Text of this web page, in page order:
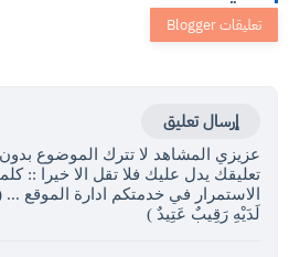
إرسال تعليق
عزيزي المشاهد لا تترك الموضوع
تعليقك يدل عليك فلا تقل الا خيرا ::
الاستمرار في خدمتكم ادارة الموقع
لَدَيْهِ رَقِيبٌ عَتِيدٌ )